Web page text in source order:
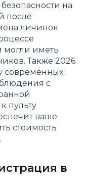
на
после
личинок
могли иметь
Также 2026
современных
с
пульту
ваше
стоимость
в